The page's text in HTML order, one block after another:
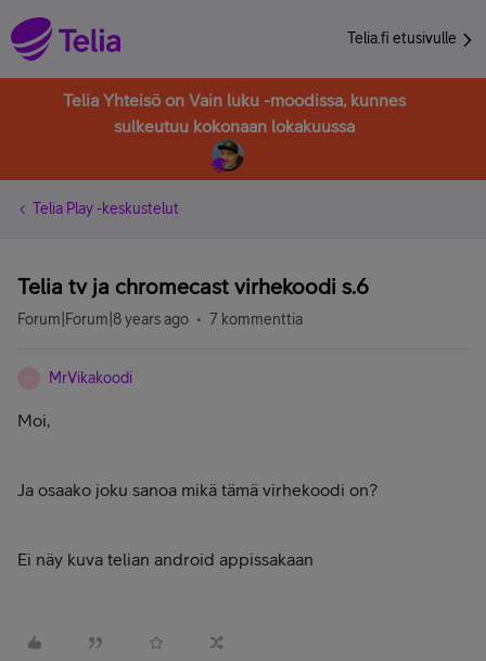
Telia.fi etusivulle
Telia Yhteisö on Vain luku -moodissa, kunnes
sulkeutuu kokonaan lokakuussa
Telia Play -keskustelut
Telia tv ja chromecast virhekoodi s.6
Forum|Forum|8 years ago 7 kommenttia
MrVikakoodi
Moi,
Ja osaako joku sanoa mikä tämä virhekoodi on?
Ei näy kuva telian android appissakaan